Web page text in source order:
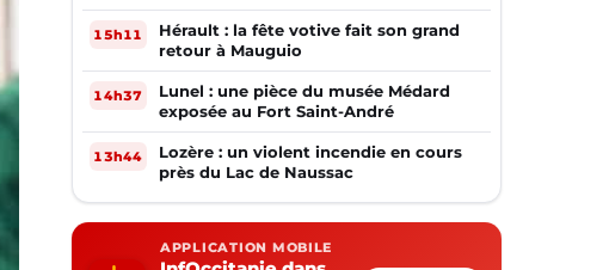
15h11
Hérault : la fête votive fait son grand
retour à Mauguio
14h37
Lunel : une pièce du musée Médard
exposée au Fort Saint-André
13h44
Lozère : un violent incendie en cours
près du Lac de Naussac
APPLICATION MOBILE